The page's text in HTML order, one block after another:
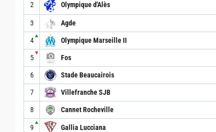
2 Olympique d'Alès
3 Agde
4
▲
Olympique Marseille II
5
▼
Fos
6 Stade Beaucairois
7 Villefranche SJB
8 Cannet Rocheville
9
▲
Gallia Lucciana